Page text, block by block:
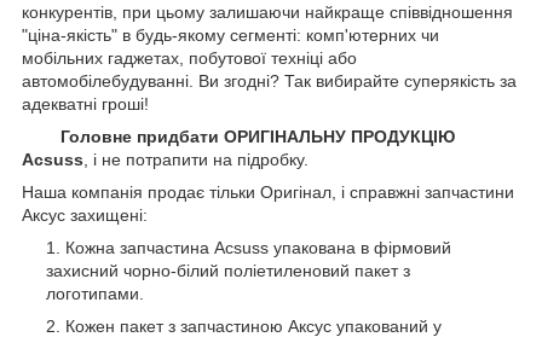
конкурентів, при цьому залишаючи найкраще співвідношення
"ціна-якість" в будь-якому сегменті: комп'ютерних чи
мобільних гаджетах, побутової техніці або
автомобілебудуванні. Ви згодні? Так вибирайте суперякість за
адекватні гроші!
Головне придбати ОРИГІНАЛЬНУ ПРОДУКЦІЮ
Acsuss , і не потрапити на підробку.
Наша компанія продає тільки Оригінал, і справжні запчастини
Аксус захищені:
Кожна запчастина Acsuss упакована в фірмовий
захисний чорно-білий поліетиленовий пакет з
логотипами.
Кожен пакет з запчастиною Аксус упакований у